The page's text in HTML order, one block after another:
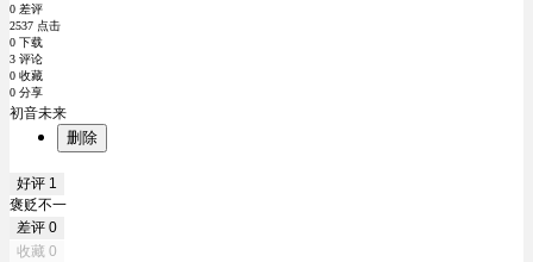
0 差评
2537 点击
0 下载
3 评论
0 收藏
0 分享
初音未来
删除
好评 1
褒贬不一
差评 0
收藏 0